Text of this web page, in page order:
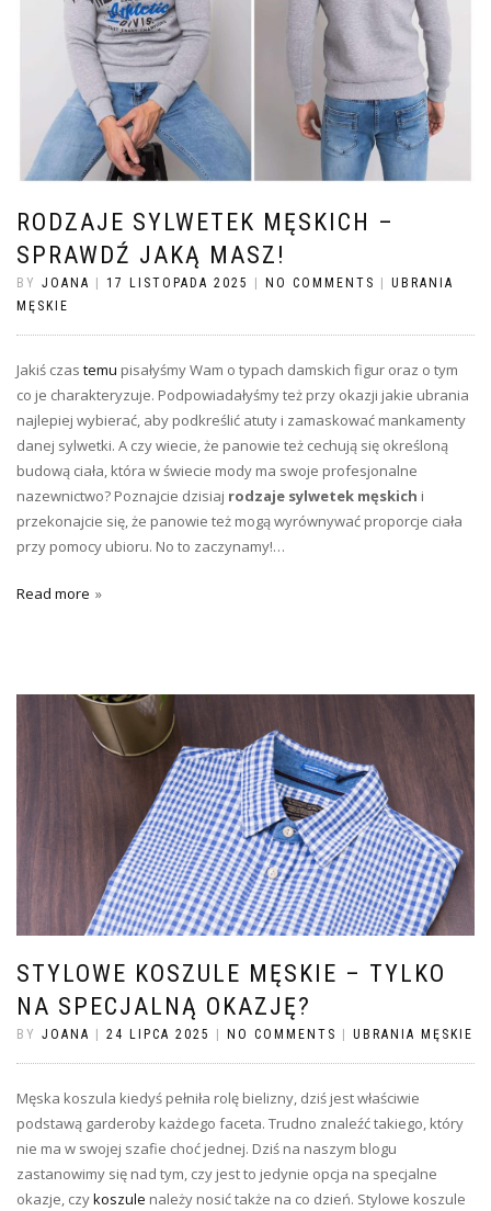
RODZAJE SYLWETEK MĘSKICH –
SPRAWDŹ JAKĄ MASZ!
BY JOANA | 17 LISTOPADA 2025 | NO COMMENTS | UBRANIA
MĘSKIE
Jakiś czas temu pisałyśmy Wam o typach damskich figur oraz o tym
co je charakteryzuje. Podpowiadałyśmy też przy okazji jakie ubrania
najlepiej wybierać, aby podkreślić atuty i zamaskować mankamenty
danej sylwetki. A czy wiecie, że panowie też cechują się określoną
budową ciała, która w świecie mody ma swoje profesjonalne
nazewnictwo? Poznajcie dzisiaj rodzaje sylwetek męskich i
przekonajcie się, że panowie też mogą wyrównywać proporcje ciała
przy pomocy ubioru. No to zaczynamy!…
Read more
STYLOWE KOSZULE MĘSKIE – TYLKO
NA SPECJALNĄ OKAZJĘ?
BY JOANA | 24 LIPCA 2025 | NO COMMENTS | UBRANIA MĘSKIE
Męska koszula kiedyś pełniła rolę bielizny, dziś jest właściwie
podstawą garderoby każdego faceta. Trudno znaleźć takiego, który
nie ma w swojej szafie choć jednej. Dziś na naszym blogu
zastanowimy się nad tym, czy jest to jedynie opcja na specjalne
okazje, czykoszule należy nosić także na co dzień. Stylowe koszule